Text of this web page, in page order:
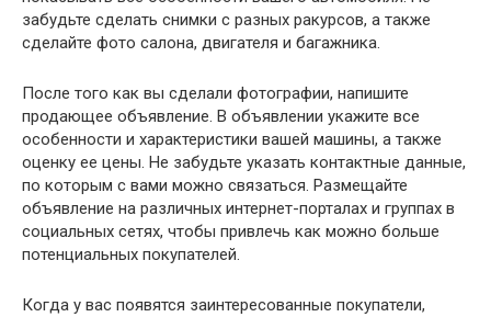
забудьте сделать снимки с разных ракурсов, а также
сделайте фото салона, двигателя и багажника.
После того как вы сделали фотографии, напишите
продающее объявление. В объявлении укажите все
особенности и характеристики вашей машины, а также
оценку ее цены. Не забудьте указать контактные данные,
по которым с вами можно связаться. Размещайте
объявление на различных интернет-порталах и группах в
социальных сетях, чтобы привлечь как можно больше
потенциальных покупателей.
Когда у вас появятся заинтересованные покупатели,